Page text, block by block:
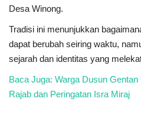
Desa Winong.
Tradisi ini menunjukkan
dapat berubah seiring waktu,
sejarah dan identitas yang
Baca Juga: Warga Dusun
Rajab dan Peringatan Isra Miraj